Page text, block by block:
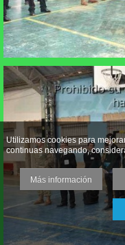
Utilizamos cookies para
continuas navegando,
Más información